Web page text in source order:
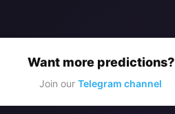
Want more predictions?
Join our Telegram channel